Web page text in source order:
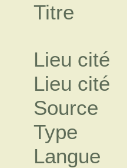
Titre
Lieu cité
Lieu cité
Source
Type
Langue